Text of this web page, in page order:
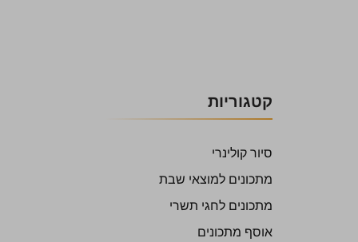
קטגוריות
סיור קולינרי
מתכונים למוצאי שבת
מתכונים לחגי תשרי
אוסף מתכונים